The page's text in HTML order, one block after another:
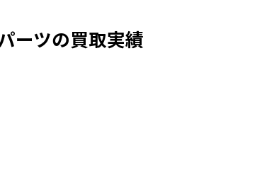
ーツの買取実績